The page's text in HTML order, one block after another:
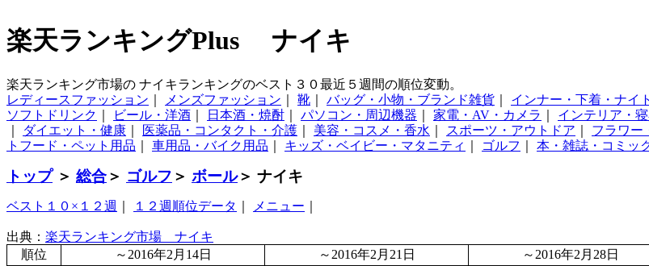
楽天ランキングPlus ナイキ
楽天ランキング市場の ナイキランキングのベスト３０最近５週間の順位変動。
レディースファッション
メンズファッション 靴 バッグ・小物・ブランド雑貨 インナー・下着・ナイ
ソフトドリンク
ビール・洋酒 日本酒・焼酎 パソコン・周辺機器 家電・AV・カメラ インテリア・
ダイエット・健康 医薬品・コンタクト・介護 美容・コスメ・香水 スポーツ・アウトドア フラワー
トフード・ペット用品
車用品・バイク用品 キッズ・ベイビー・マタニティ ゴルフ 本・雑誌・コミッ
トップ＞ 総合＞ ゴルフ ＞ ボール＞ ナイキ
ベスト１０×１２週 １２週順位データ メニュー
出典： 楽天ランキング市場 ナイキ
順位
～2016年2月14日 ～2016年2月21日 ～2016年2月28日